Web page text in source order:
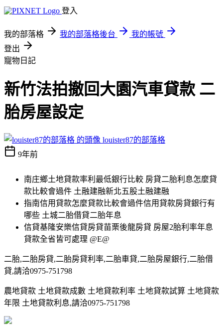
登入
我的部落格 我的部落格後台
我的帳號
登出
寵物日記
新竹法拍撤回大園汽車貸款 二
胎房屋設定
louister87的部落格
9年前
南庄鄉土地貸款率利最低銀行比較 房貸二胎利息怎麼貸
款比較會過件 土融建融新北五股土融建融
指南信用貸款怎麼貸款比較會過件信用貸款房貸銀行有
哪些 土城二胎借貸二胎年息
信貸基隆安樂信貸房貸苗栗後龍房貸 房屋2胎利率年息
貸款全省皆可處理 @E@
二胎,二胎房貸,二胎房貸利率,二胎車貸,二胎房屋銀行,二胎借
貸,請洽0975-751798
農地貸款 土地貸款成數 土地貸款利率 土地貸款試算 土地貸款
年限 土地貸款利息,請洽0975-751798